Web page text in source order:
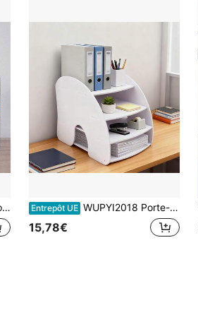
Entrepôt UE WUPYI2018 Porte-dossiers
15,78€